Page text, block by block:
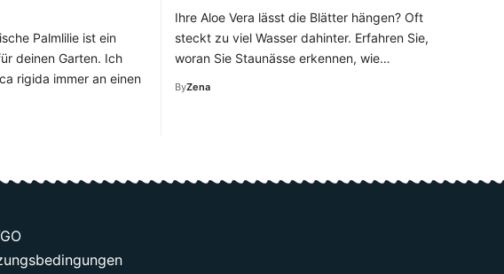
Palmlilie ist ein
deinen Garten. Ich
rigida immer an einen
Ihre Aloe Vera lässt die Blätter hängen? Oft
steckt zu viel Wasser dahinter. Erfahren Sie,
woran Sie Staunässe erkennen, wie…
ByZena